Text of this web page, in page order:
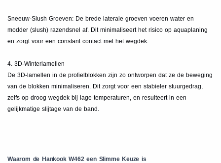
Sneeuw-Slush Groeven: De brede laterale groeven voeren water en
modder (slush) razendsnel af. Dit minimaliseert het risico op aquaplaning
en zorgt voor een constant contact met het wegdek.
4. 3D-Winterlamellen
De 3D-lamellen in de profielblokken zijn zo ontworpen dat ze de beweging
van de blokken minimaliseren. Dit zorgt voor een stabieler stuurgedrag,
zelfs op droog wegdek bij lage temperaturen, en resulteert in een
gelijkmatige slijtage van de band.
Waarom de Hankook W462 een Slimme Keuze is